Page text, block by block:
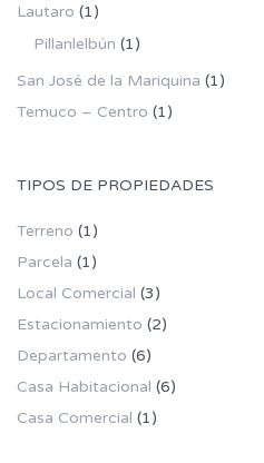
Lautaro (1)
Pillanlelbún (1)
San José de la Mariquina (1)
Temuco – Centro (1)
TIPOS DE PROPIEDADES
Terreno (1)
Parcela (1)
Local Comercial (3)
Estacionamiento (2)
Departamento (6)
Casa Habitacional (6)
Casa Comercial (1)